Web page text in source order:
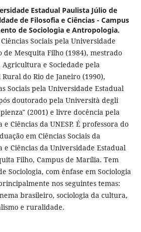
Estadual Paulista Júlio de
de Filosofia e Ciências - Campus
de Sociologia e Antropologia.
Sociais pela Universidade
de Mesquita Filho (1984), mestrado
e Sociedade pela
do Rio de Janeiro (1990),
Sociais pela Universidade Estadual
doutorado pela Università degli
(2001) e livre docência pela
Ciências da UNESP. É professora do
em Ciências Sociais da
e Ciências da Universidade Estadual
Filho, Campus de Marília. Tem
Sociologia, com ênfase em Sociologia
nos seguintes temas:
brasileiro, sociologia da cultura,
e ruralidade.